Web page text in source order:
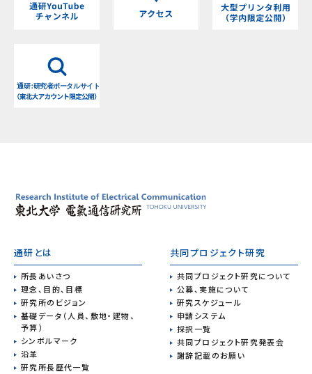
通研とは
所長あいさつ
理念、目的、目標
研究所のビジョン
基礎データ（人員、敷地・建物、
予算）
シンボルマーク
沿革
研究所長歴代一覧
共同プロジェクト研究
共同プロジェクト研究について
公募、実施について
研究スケジュール
申請システム
採択一覧
共同プロジェクト研究発表会
謝辞記載のお願い